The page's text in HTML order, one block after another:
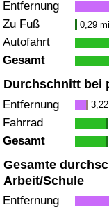
Entfernung
Zu Fuß 0,29
Autofahrt
Gesamt
Durchschnitt bei
Entfernung
Fahrrad
Gesamt
Gesamte
Arbeit/Schule
Entfernung